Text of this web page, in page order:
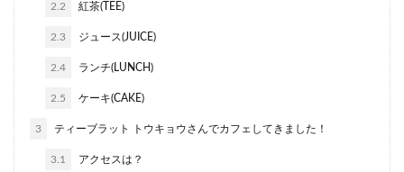
2.2 紅茶(TEE)
2.3 ジュース(JUICE)
2.4 ランチ(LUNCH)
2.5 ケーキ(CAKE)
3 ティーブラット トウキョウさんでカフェしてきました！
3.1 アクセスは？